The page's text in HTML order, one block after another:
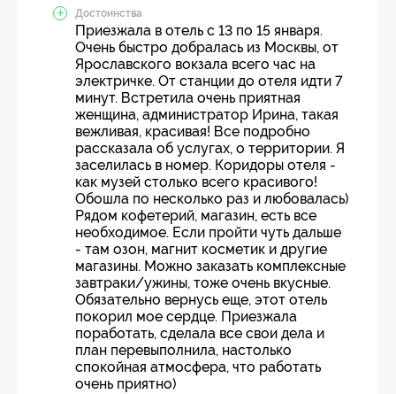
Достоинства
Приезжала в отель с 13 по 15 января.
Очень быстро добралась из Москвы, от
Ярославского вокзала всего час на
электричке. От станции до отеля идти 7
минут. Встретила очень приятная
женщина, администратор Ирина, такая
вежливая, красивая! Все подробно
рассказала об услугах, о территории. Я
заселилась в номер. Коридоры отеля -
как музей столько всего красивого!
Обошла по несколько раз и любовалась)
Рядом кофетерий, магазин, есть все
необходимое. Если пройти чуть дальше
- там озон, магнит косметик и другие
магазины. Можно заказать комплексные
завтраки/ужины, тоже очень вкусные.
Обязательно вернусь еще, этот отель
покорил мое сердце. Приезжала
поработать, сделала все свои дела и
план перевыполнила, настолько
спокойная атмосфера, что работать
очень приятно)